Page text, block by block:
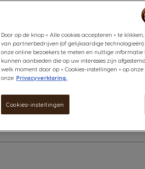
Door op de knop « Alle cookies accepteren » te
van partnerbedrijven (of gelijkaardige
onze online bezoekers te meten en nuttige
kunnen aanbieden die op uw interesses zijn
welk moment door op « Cookies-instellingen » op
onze Privacyverklaring.
Cookies-instellingen